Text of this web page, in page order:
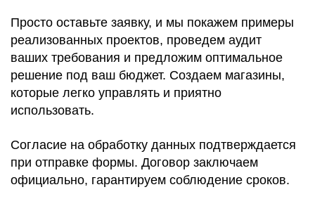
Просто оставьте заявку, и мы покажем примеры
реализованных проектов, проведем аудит
ваших требования и предложим оптимальное
решение под ваш бюджет. Создаем магазины,
которые легко управлять и приятно
использовать.
Согласие на обработку данных подтверждается
при отправке формы. Договор заключаем
официально, гарантируем соблюдение сроков.